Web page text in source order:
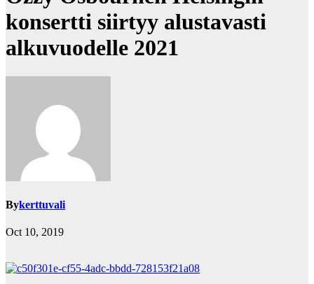
konsertti siirtyy alustavasti
alkuvuodelle 2021
Bykerttuvali
Oct 10, 2019